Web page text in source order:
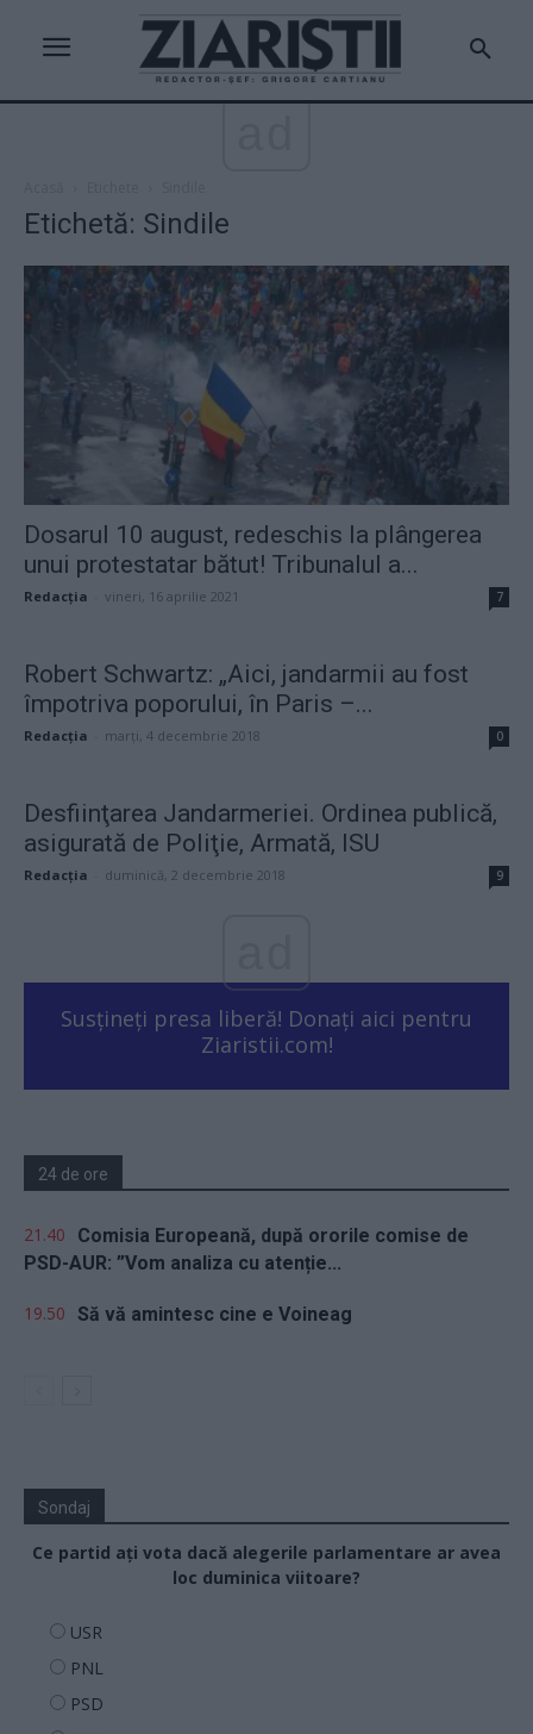
Etichetă: Sindile
Dosarul 10 august, redeschis la plângerea
unui protestatar bătut! Tribunalul a...
Redacţia vineri, 16 aprilie 2021 7
Robert Schwartz: „Aici, jandarmii au fost
împotriva poporului, în Paris –...
Redacţia marți, 4 decembrie 2018 0
Desfiinţarea Jandarmeriei. Ordinea publică,
asigurată de Poliţie, Armată, ISU
Redacţia duminică, 2 decembrie 2018 9
Susțineți presa liberă! Donați aici pentru
Ziaristii.com!
24 de ore
21.40
Comisia Europeană, după ororile comise de
PSD-AUR: ”Vom analiza cu atenție...
19.50 Să vă amintesc cine e Voineag
Sondaj
Ce partid ați vota dacă alegerile parlamentare ar avea
loc duminica viitoare?
USR
PNL
PSD